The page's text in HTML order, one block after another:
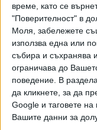
време, като се
"Поверителност" в
Моля, забележете
използва една или
събира и съхранява
ограничава до
поведение. В
да кликнете, за да
Google и таговете на
Вашите данни за
отнася за
престъпления".
българският закон
ПРОЦЕСЪТ
Процесът за
дъщеря му и 24
офшорни, беше
март 2016 г. Искът